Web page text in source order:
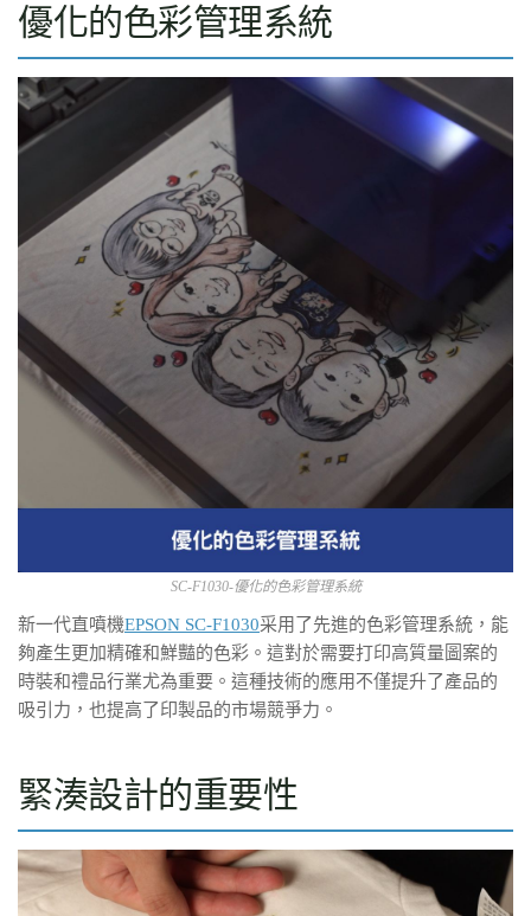
優化的色彩管理系統
SC-F1030-優化的色彩管理系統
新一代直噴機EPSON SC-F1030采用了先進的色彩管理系統，能
夠產生更加精確和鮮豔的色彩。這對於需要打印高質量圖案的
時裝和禮品行業尤為重要。這種技術的應用不僅提升了產品的
吸引力，也提高了印製品的市場競爭力。
緊湊設計的重要性